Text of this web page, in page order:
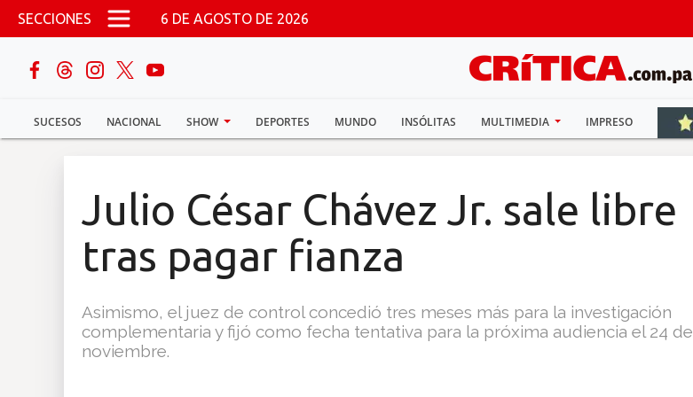
Pasar al contenido principal
SECCIONES 6 DE AGOSTO DE 2026
SUCESOS NACIONAL SHOW DEPORTES MUNDO INSÓLITAS MULTIMEDIA IMPRESO
buscar
Sucesos
Julio César Chávez Jr. sale libre
tras pagar fianza
Asimismo, el juez de control concedió tres meses más para la investigación
complementaria y fijó como fecha tentativa para la próxima audiencia el 24 de
noviembre.